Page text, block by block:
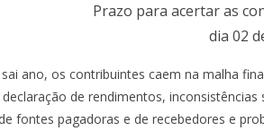
Prazo para acertar as
dia 02
ano, os contribuintes caem na malha
de rendimentos,
fontes pagadoras e de recebedores e